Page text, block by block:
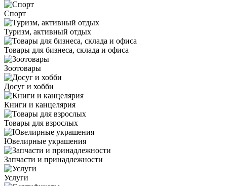
Спорт
Туризм, активный отдых
Товары для бизнеса, склада и офиса
Зоотовары
Досуг и хобби
Книги и канцелярия
Товары для взрослых
Ювелирные украшения
Запчасти и принадлежности
Услуги